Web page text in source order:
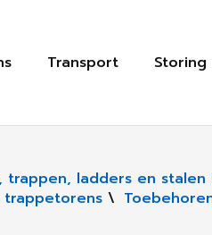
Transport Storing
trappen, ladders en stalen
trappetorens \